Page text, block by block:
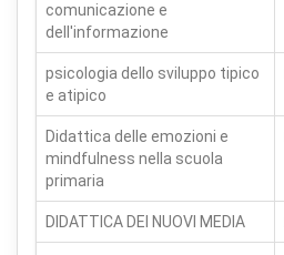
comunicazione e
dell'informazione
psicologia dello sviluppo tipico
e atipico
Didattica delle emozioni e
mindfulness nella scuola
primaria
DIDATTICA DEI NUOVI MEDIA